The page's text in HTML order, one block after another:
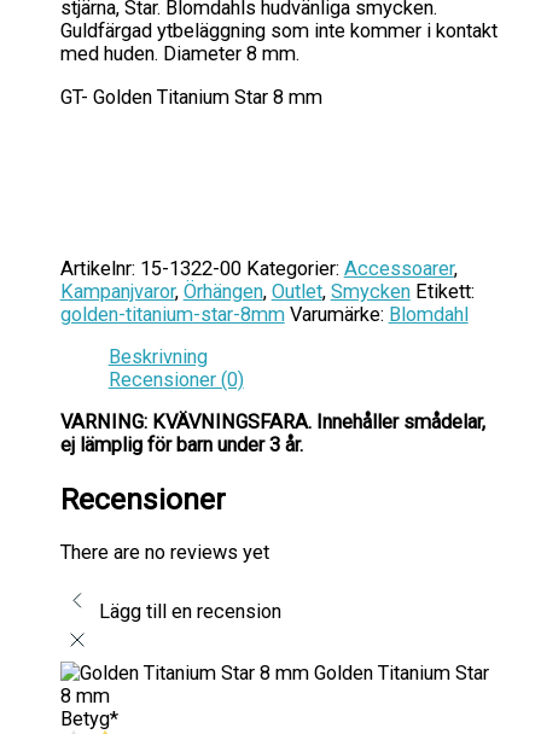
stjärna, Star. Blomdahls hudvänliga smycken.
Guldfärgad ytbeläggning som inte kommer i kontakt
med huden. Diameter 8 mm.
GT- Golden Titanium Star 8 mm
Artikelnr: 15-1322-00 Kategorier: Accessoarer,
Kampanjvaror, Örhängen, Outlet, Smycken Etikett:
golden-titanium-star-8mm Varumärke: Blomdahl
Beskrivning
Recensioner (0)
VARNING: KVÄVNINGSFARA. Innehåller smådelar,
ej lämplig för barn under 3 år.
Recensioner
There are no reviews yet
Lägg till en recension
Golden Titanium Star
8 mm
Betyg*